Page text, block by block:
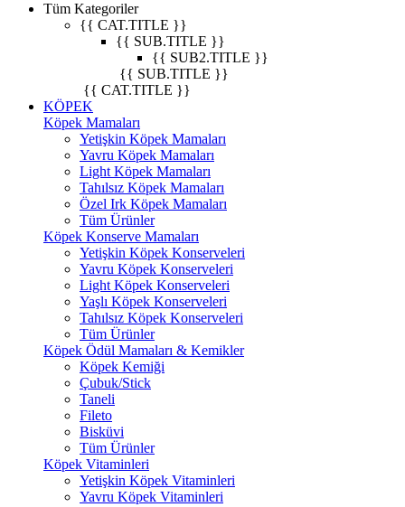
Tüm Kategoriler
{{ CAT.TITLE }}
{{ SUB.TITLE }}
{{ SUB2.TITLE }}
{{ SUB.TITLE }}
{{ CAT.TITLE }}
KÖPEK
Köpek Mamaları
Yetişkin Köpek Mamaları
Yavru Köpek Mamaları
Light Köpek Mamaları
Tahılsız Köpek Mamaları
Özel Irk Köpek Mamaları
Tüm Ürünler
Köpek Konserve Mamaları
Yetişkin Köpek Konserveleri
Yavru Köpek Konserveleri
Light Köpek Konserveleri
Yaşlı Köpek Konserveleri
Tahılsız Köpek Konserveleri
Tüm Ürünler
Köpek Ödül Mamaları & Kemikler
Köpek Kemiği
Çubuk/Stick
Taneli
Fileto
Bisküvi
Tüm Ürünler
Köpek Vitaminleri
Yetişkin Köpek Vitaminleri
Yavru Köpek Vitaminleri